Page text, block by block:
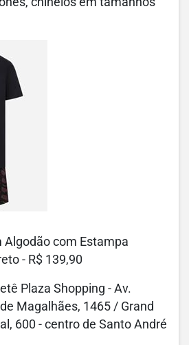
Algodão com Estampa
- R$ 139,90
Plaza Shopping - Av.
Magalhães, 1465 / Grand
600 - centro de Santo André